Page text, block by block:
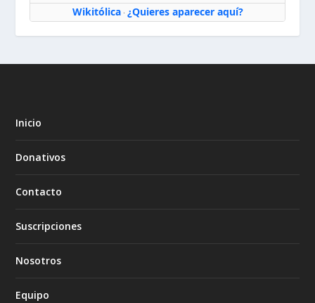
Wikitólica· ¿Quieres aparecer aquí?
Inicio
Donativos
Contacto
Suscripciones
Nosotros
Equipo